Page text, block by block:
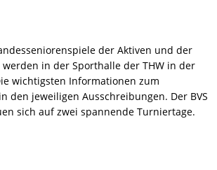
der Aktiven und der
in der Sporthalle der THW in der
wichtigsten Informationen zum
jeweiligen Ausschreibungen. Der BVS
sich auf zwei spannende Turniertage.